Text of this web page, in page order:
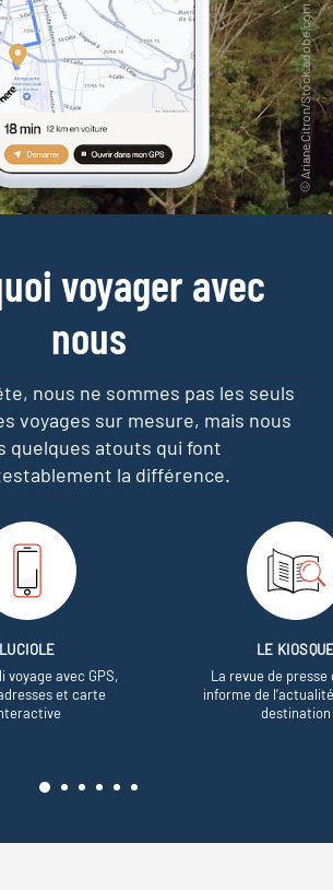
voyager avec
nous
nous ne sommes pas les seuls
voyages sur mesure, mais nous
quelques atouts qui font
la différence.
LUCIOLE
voyage avec GPS,
et carte
LE
La revue de presse
informe de
destination